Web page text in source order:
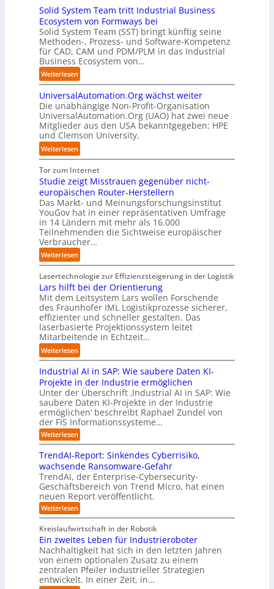
a
h
r
e
n
f
ü
r
d
e
n
G
i
g
a
c
t
o
r
y
-
A
u
b
a
u
u
m
C
o
-
C
E
O
e
c
h
e
n
z
e
n
t
r
e
n
i
n
D
e
u
t
s
c
h
l
a
n
d
:
T
r
e
f
f
p
u
k
t
f
ü
r
p
r
a
x
i
s
n
a
h
e
A
u
t
o
m
a
t
i
s
i
e
r
u
n
g
s
l
ö
s
u
n
g
e
n
b
:
D
i
s
r
u
p
t
b
l
i
c
k
t
f
d
i
e
Z
u
k
u
f
t
d
e
r
I
n
d
u
s
t
r
i
e
a
u
t
o
m
a
t
i
s
i
e
r
u
n
g
Solid System Team tritt Industrial Business
Ecosystem von Formways bei
Solid System Team (SST) bringt künftig seine
Methoden-, Prozess- und Software-Kompetenz
für CAD, CAM und PDM/PLM in das Industrial
Business Ecosystem von…
Weiterlesen:
S
o
l
i
d
S
s
t
e
m
T
e
a
m
t
r
i
t
I
n
d
u
s
t
r
a
l
u
s
i
n
s
s
E
c
o
s
y
s
t
e
m
o
UniversalAutomation.Org wächst weiter
Die unabhängige Non-Profit-Organisation
UniversalAutomation.Org (UAO) hat zwei neue
Mitglieder aus den USA bekanntgegeben: HPE
und Clemson University.
Weiterlesen:
U
n
i
v
e
r
s
a
l
A
u
o
m
a
t
i
o
n
.
O
r
g
w
ä
c
h
s
w
e
i
t
e
r
Tor zum Internet
Studie zeigt Misstrauen gegenüber nicht-
europäischen Router-Herstellern
Das Markt- und Meinungsforschungsinstitut
YouGov hat in einer repräsentativen Umfrage
in 14 Ländern mit mehr als 16.000
Teilnehmenden die Sichtweise europäischer
Verbraucher…
Weiterlesen:
S
t
u
d
i
e
z
e
g
t
M
i
s
s
t
r
a
u
e
n
g
e
g
e
n
b
e
n
Lasertechnologie zur Effizienzsteigerung in der Logistik
Lars hilft bei der Orientierung
Mit dem Leitsystem Lars wollen Forschende
des Fraunhofer IML Logistikprozesse sicherer,
effizienter und schneller gestalten. Das
laserbasierte Projektionssystem leitet
Mitarbeitende in Echtzeit…
Weiterlesen:
L
a
r
s
h
i
l
f
t
b
e
i
d
e
r
O
r
i
e
n
i
Industrial AI in SAP: Wie saubere Daten KI-
Projekte in der Industrie ermöglichen
Unter der Überschrift ‚Industrial AI in SAP: Wie
saubere Daten KI-Projekte in der Industrie
ermöglichen‘ beschreibt Raphael Zundel von
der FIS Informationssysteme…
Weiterlesen:
I
n
d
u
s
t
r
i
a
l
A
I
i
n
S
P
TrendAI-Report: Sinkendes Cyberrisiko,
wachsende Ransomware-Gefahr
TrendAI, der Enterprise-Cybersecurity-
Geschäftsbereich von Trend Micro, hat einen
neuen Report veröffentlicht.
Weiterlesen:
T
r
e
n
d
A
-
R
Kreislaufwirtschaft in der Robotik
Ein zweites Leben für Industrieroboter
Nachhaltigkeit hat sich in den letzten Jahren
von einem optionalen Zusatz zu einem
zentralen Pfeiler industrieller Strategien
entwickelt. In einer Zeit, in…